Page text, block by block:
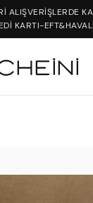
ALIŞVERİŞLERDE
KARTI-